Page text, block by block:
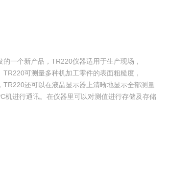
一个新产品，TR220仪器适用于生产现场，
可测量多种机加工零件的表面粗糙度，
还可以在液晶显示器上清晰地显示全部测量
机进行通讯。在仪器里可以对测值进行存储及存储